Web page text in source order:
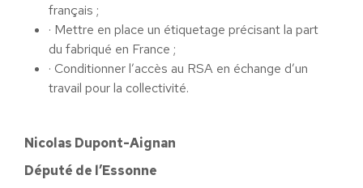
français ;
· Mettre en place un étiquetage précisant la part
du fabriqué en France ;
· Conditionner l’accès au RSA en échange d’un
travail pour la collectivité.
Nicolas Dupont-Aignan
Député de l’Essonne